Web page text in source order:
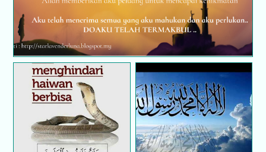
Doa menghindari
haiwan berbisa
Sebuah
penerbangan...Bersedia
kah kita??